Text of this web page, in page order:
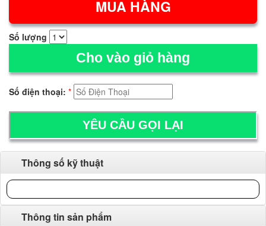
Số lượng
Cho vào giỏ hàng
Số điện thoại: *
Thông số kỹ thuật
Thông tin sản phẩm